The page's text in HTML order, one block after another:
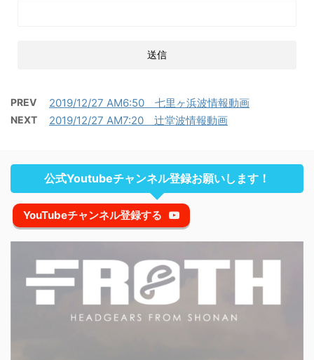
PREV 2019/12/27 AM6:50 七里ヶ浜波情報動画
NEXT 2019/12/27 AM7:20 辻堂波情報動画
公式Youtubeチャンネル登録お願いします！
YouTubeチャンネル登録する